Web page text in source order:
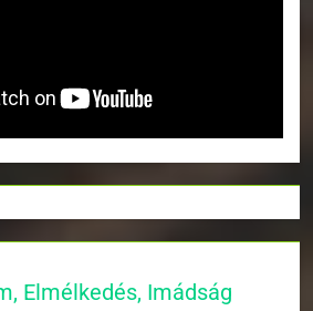
Elmélkedés, Imádság